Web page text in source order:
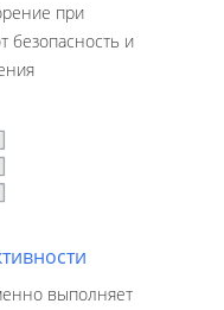
при
безопасность и
выполняет